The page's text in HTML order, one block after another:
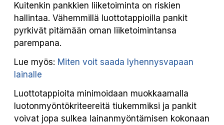
Kuitenkin pankkien liiketoiminta on riskien
hallintaa. Vähemmillä luottotappioilla pankit
pyrkivät pitämään oman liiketoimintansa
parempana.
Lue myös: Miten voit saada lyhennysvapaan
lainalle
Luottotappioita minimoidaan muokkaamalla
luotonmyöntökriteereitä tiukemmiksi ja pankit
voivat jopa sulkea lainanmyöntämisen kokonaan